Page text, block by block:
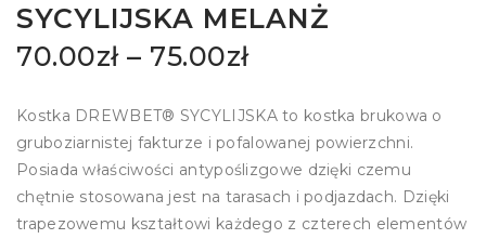
SYCYLIJSKA MELANŻ
70.00zł– 75.00zł
Kostka DREWBET® SYCYLIJSKA to kostka brukowa o
gruboziarnistej fakturze i pofalowanej powierzchni.
Posiada właściwości antypoślizgowe dzięki czemu
chętnie stosowana jest na tarasach i podjazdach. Dzięki
trapezowemu kształtowi każdego z czterech elementów